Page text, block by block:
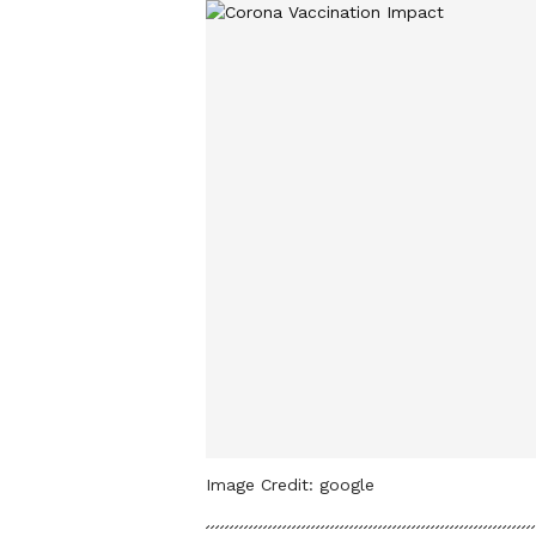
Image Credit: google